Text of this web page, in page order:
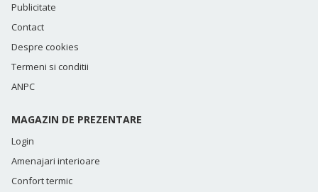
Publicitate
Contact
Despre cookies
Termeni si conditii
ANPC
MAGAZIN DE PREZENTARE
Login
Amenajari interioare
Confort termic